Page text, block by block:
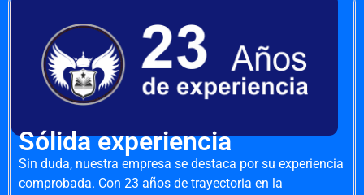
Sólida experiencia
Sin duda, nuestra empresa se destaca por su experiencia
comprobada. Con 23 años de trayectoria en la